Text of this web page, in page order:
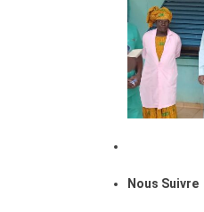
Nous Suivre